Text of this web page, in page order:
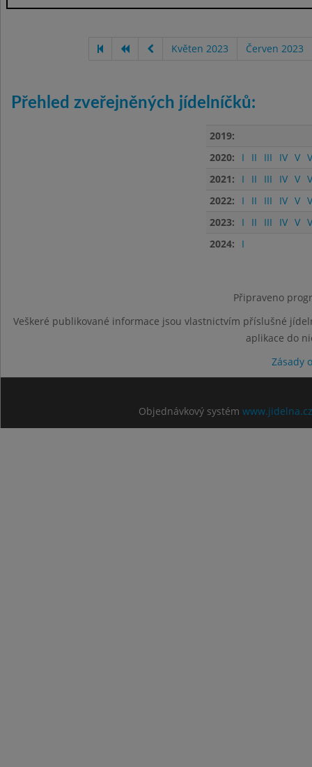
Květen 2023 Červen 2023
Přehled zveřejněných jídelníčků:
2019:
2020:
I II III IV V
2021:
I II III IV V
2022:
I II III IV V
2023:
I II III IV V
2024:
I
Připraveno
Veškeré publikované informace jsou vlastnictvím příslušné
aplikace do
Zásady
Objednávkový systém www.jidelna.cz